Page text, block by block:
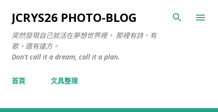
跳至主要內容
JCRYS26 PHOTO-BLOG
突然發現自己就活在夢想世界裡， 那裡有詩、有
歌，還有遠方。
Don't call it a dream, call it a plan.
首頁 文具整理